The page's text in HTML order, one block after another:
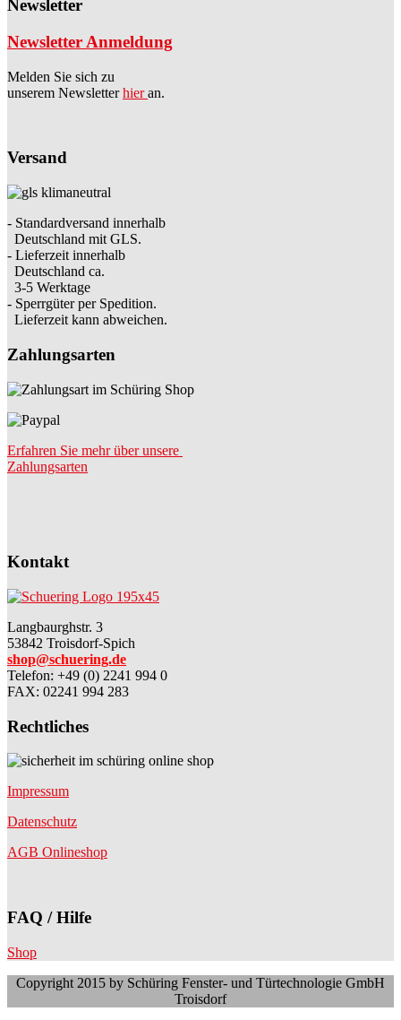
Newsletter
Newsletter Anmeldung
Melden Sie sich zu
unserem Newsletterhieran.
Versand
- Standardversand innerhalb
Deutschland mit GLS.
- Lieferzeit innerhalb
Deutschland ca.
3-5 Werktage
- Sperrgüter per Spedition.
Lieferzeit kann abweichen.
Zahlungsarten
Erfahren Sie mehr über unsere
Zahlungsarten
Kontakt
Langbaurghstr. 3
53842 Troisdorf-Spich
shop@schuering.de
Telefon: +49 (0) 2241 994 0
FAX: 02241 994 283
Rechtliches
Impressum
Datenschutz
AGB Onlineshop
FAQ / Hilfe
Shop
Copyright 2015 by Schüring Fenster- und Türtechnologie GmbH
Troisdorf